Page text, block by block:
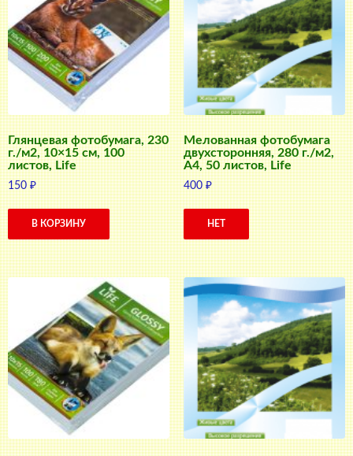
Глянцевая фотобумага, 230
г./м2, 10×15 см, 100
листов, Life
150₽
В КОРЗИНУ
Мелованная фотобумага
двухсторонняя, 280 г./м2,
A4, 50 листов, Life
400₽
НЕТ